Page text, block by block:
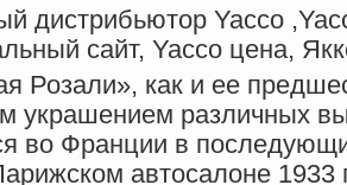
Розали», как и ее
украшением различных
во Франции в
автосалоне 1933